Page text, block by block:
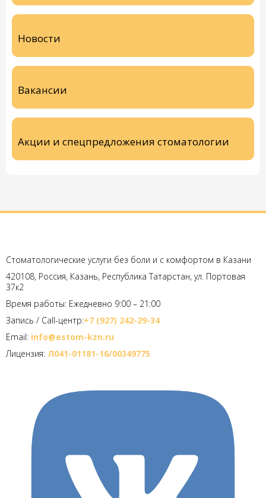
Новости
Вакансии
Акции и спецпредложения стоматологии
Стоматологические услуги без боли и с комфортом в Казани
420108, Россия, Казань, Республика Татарстан, ул. Портовая
37к2
Время работы: Ежедневно 9:00 – 21:00
Запись / Call-центр:+7 (927) 242-29-34
Email: info@estom-kzn.ru
Лицензия: Л041-01181-16/00349775